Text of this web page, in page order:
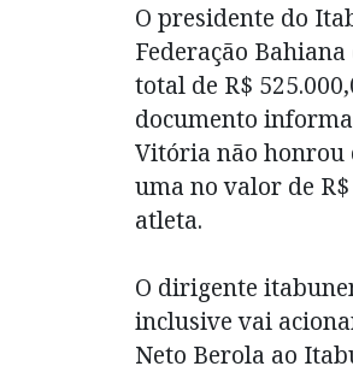
O presidente do
Federação
total de R$
documento
Vitória não honrou
uma no valor de
atleta.
O dirigente
inclusive vai
Neto Berola ao